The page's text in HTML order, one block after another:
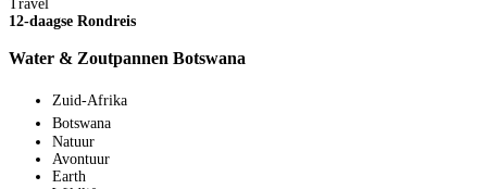
Travel
12-daagse Rondreis
Water & Zoutpannen Botswana
Zuid-Afrika
Botswana
Natuur
Avontuur
Earth